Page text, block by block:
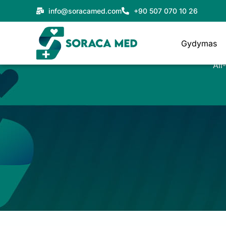
prie
info@soracamed.com +90 507 070 10 26
Gydymas